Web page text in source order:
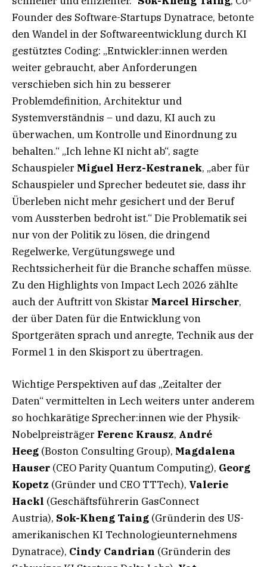
Founder des Software-Startups Dynatrace, betonte
den Wandel in der Softwareentwicklung durch KI
gestütztes Coding: „Entwickler:innen werden
weiter gebraucht, aber Anforderungen
verschieben sich hin zu besserer
Problemdefinition, Architektur und
Systemverständnis – und dazu, KI auch zu
überwachen, um Kontrolle und Einordnung zu
behalten.“ „Ich lehne KI nicht ab“, sagte
Schauspieler Miguel Herz-Kestranek, „aber für
Schauspieler und Sprecher bedeutet sie, dass ihr
Überleben nicht mehr gesichert und der Beruf
vom Aussterben bedroht ist.“ Die Problematik sei
nur von der Politik zu lösen, die dringend
Regelwerke, Vergütungswege und
Rechtssicherheit für die Branche schaffen müsse.
Zu den Highlights von Impact Lech 2026 zählte
auch der Auftritt von Skistar Marcel Hirscher,
der über Daten für die Entwicklung von
Sportgeräten sprach und anregte, Technik aus der
Formel 1 in den Skisport zu übertragen.
Wichtige Perspektiven auf das „Zeitalter der
Daten“ vermittelten in Lech weiters unter anderem
so hochkarätige Sprecher:innen wie der Physik-
Nobelpreisträger Ferenc Krausz, André
Heeg (Boston Consulting Group), Magdalena
Hauser (CEO Parity Quantum Computing), Georg
Kopetz (Gründer und CEO TTTech), Valerie
Hackl (Geschäftsführerin GasConnect
Austria), Sok-Kheng Taing (Gründerin des US-
amerikanischen KI Technologieunternehmens
Dynatrace), Cindy Candrian (Gründerin des